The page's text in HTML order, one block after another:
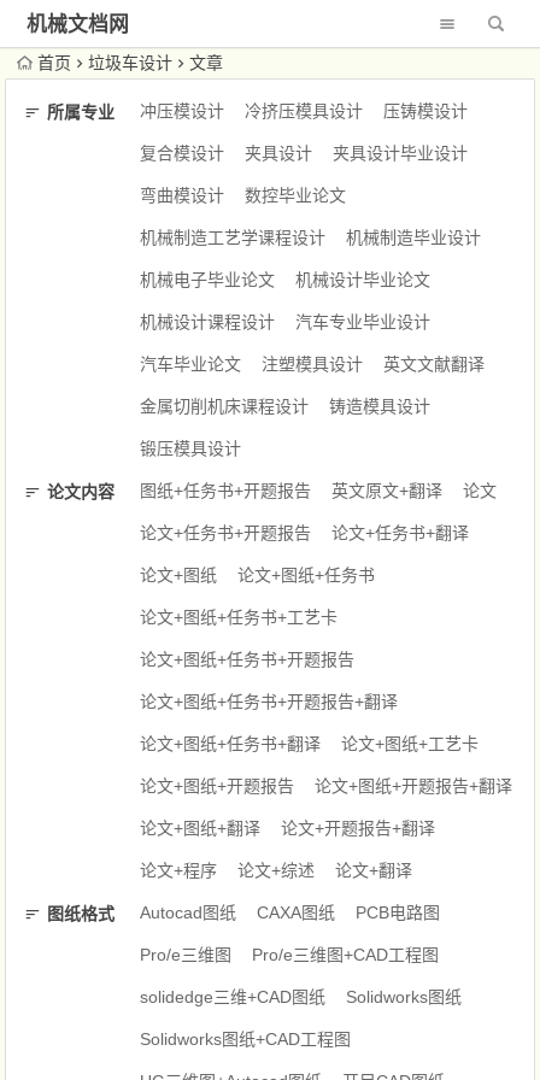
机械文档网
首页 垃圾车设计 文章
所属专业 冲压模设计 冷挤压模具设计 压铸模设计
复合模设计 夹具设计 夹具设计毕业设计
弯曲模设计 数控毕业论文
机械制造工艺学课程设计 机械制造毕业设计
机械电子毕业论文 机械设计毕业论文
机械设计课程设计 汽车专业毕业设计
汽车毕业论文 注塑模具设计 英文文献翻译
金属切削机床课程设计 铸造模具设计
锻压模具设计
论文内容 图纸+任务书+开题报告 英文原文+翻译 论文
论文+任务书+开题报告 论文+任务书+翻译
论文+图纸 论文+图纸+任务书
论文+图纸+任务书+工艺卡
论文+图纸+任务书+开题报告
论文+图纸+任务书+开题报告+翻译
论文+图纸+任务书+翻译 论文+图纸+工艺卡
论文+图纸+开题报告 论文+图纸+开题报告+翻译
论文+图纸+翻译 论文+开题报告+翻译
论文+程序 论文+综述 论文+翻译
图纸格式 Autocad图纸 CAXA图纸 PCB电路图
Pro/e三维图 Pro/e三维图+CAD工程图
solidedge三维+CAD图纸 Solidworks图纸
Solidworks图纸+CAD工程图